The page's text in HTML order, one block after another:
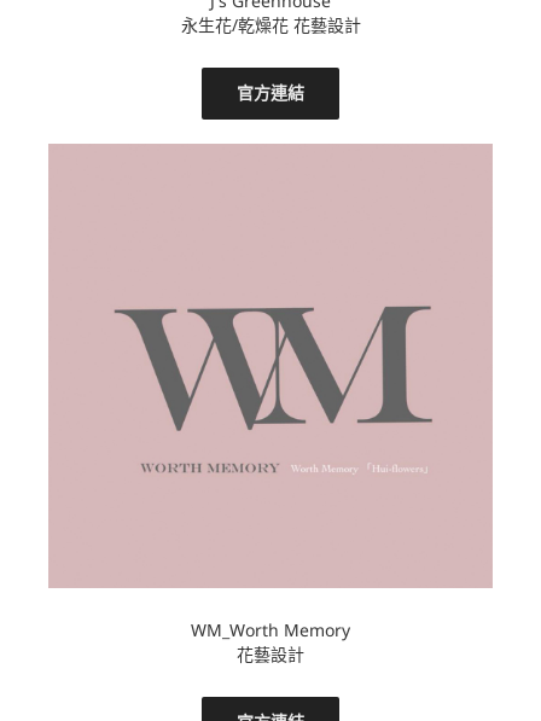
永生花/乾燥花 花藝設計
官方連結
WM_Worth Memory
花藝設計